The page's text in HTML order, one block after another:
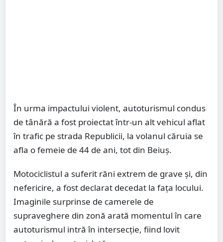
În urma impactului violent, autoturismul condus
de tânără a fost proiectat într-un alt vehicul aflat
în trafic pe strada Republicii, la volanul căruia se
afla o femeie de 44 de ani, tot din Beiuș.
Motociclistul a suferit răni extrem de grave și, din
nefericire, a fost declarat decedat la fața locului.
Imaginile surprinse de camerele de
supraveghere din zonă arată momentul în care
autoturismul intră în intersecție, fiind lovit